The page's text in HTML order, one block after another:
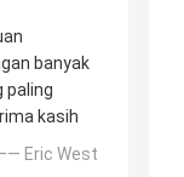
banyak
paling
kasih
Eric West